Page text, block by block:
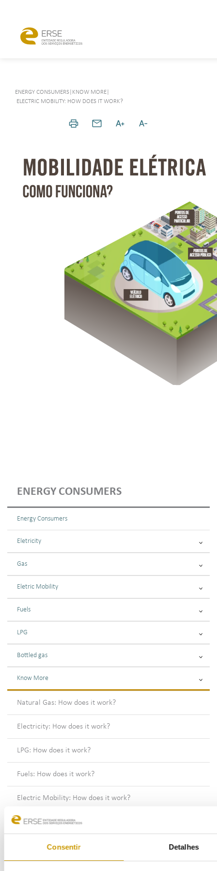
Consentir Detalhes
ENERGY CONSUMERS
Energy Consumers
Eletricity
Gas
Eletric Mobility
Fuels
LPG
Bottled gas
Know More
Natural Gas: How does it work?
Electricity: How does it work?
LPG: How does it work?
Fuels: How does it work?
Electric Mobility: How does it work?
Highlights
Information request and complaints
ENERGY CONSUMERS KNOW MORE
ELECTRIC MOBILITY: HOW DOES IT WORK?